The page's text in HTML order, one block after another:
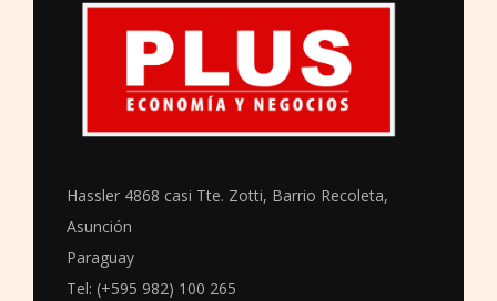
Hassler 4868 casi Tte. Zotti, Barrio Recoleta,
Asunción
Paraguay
Tel: (+595 982) 100 265